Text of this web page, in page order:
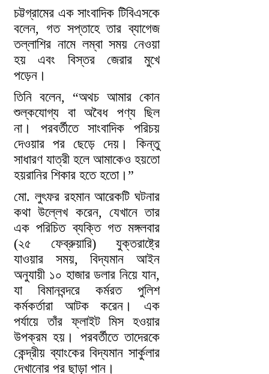
চট্টগ্রামের এক সাংবাদিক টিবিএসকে
বলেন, গত সপ্তাহে তার ব্যাগেজ
তল্লাশির নামে লম্বা সময় নেওয়া
হয় এবং বিস্তর জেরার মুখে
পড়েন।
তিনি বলেন, “অথচ আমার কোন
শুল্কযোগ্য বা অবৈধ পণ্য ছিল
না। পরবর্তীতে সাংবাদিক পরিচয়
দেওয়ার পর ছেড়ে দেয়। কিন্তু
সাধারণ যাত্রী হলে আমাকেও হয়তো
হয়রানির শিকার হতে হতো।”
মো. লুৎফর রহমান আরেকটি ঘটনার
কথা উল্লেখ করেন, যেখানে তার
এক পরিচিত ব্যক্তি গত মঙ্গলবার
(২৫ ফেব্রুয়ারি) যুক্তরাষ্ট্রে
যাওয়ার সময়, বিদ্যমান আইন
অনুযায়ী ১০ হাজার ডলার নিয়ে যান,
যা বিমানবন্দরে কর্মরত পুলিশ
কর্মকর্তারা আটক করেন। এক
পর্যায়ে তাঁর ফ্লাইট মিস হওয়ার
উপক্রম হয়। পরবর্তীতে তাদেরকে
কেন্দ্রীয় ব্যাংকের বিদ্যমান সার্কুলার
দেখানোর পর ছাড়া পান।